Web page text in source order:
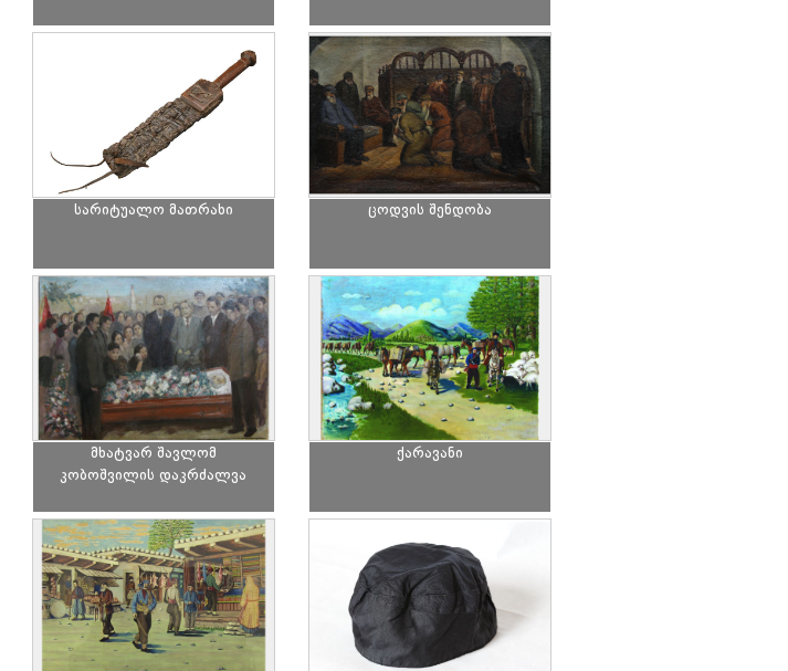
სარიტუალო მათრახი ცოდვის შენდობა
მხატვარ შავლომ
კობოშვილის დაკრძალვა
ქარავანი